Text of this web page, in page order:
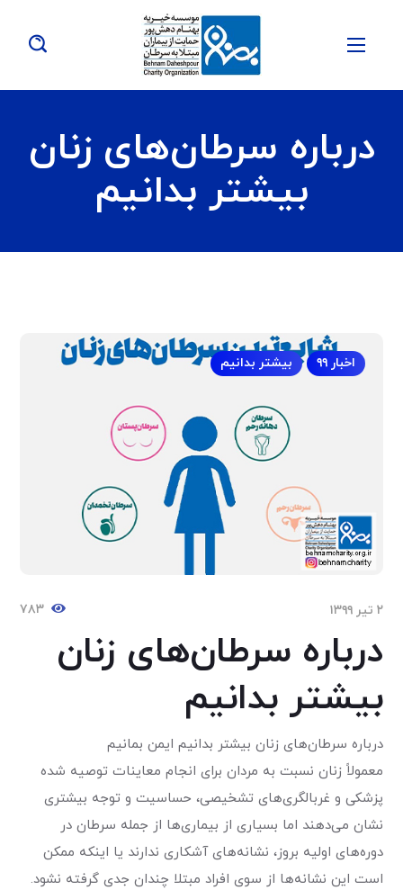
درباره سرطان‌های زنان
بیشتر بدانیم
اخبار ۹۹ بیشتر بدانیم
۲ تیر ۱۳۹۹ ۷۸۳
درباره سرطان‌های زنان
بیشتر بدانیم
درباره سرطان‌های زنان بیشتر بدانیم ایمن بمانیم
معمولاً زنان نسبت به مردان برای انجام معاینات توصیه شده
پزشکی و غربالگری‌های تشخیصی، حساسیت و توجه بیشتری
نشان می‌دهند اما بسیاری از بیماری‌ها از جمله سرطان در
دوره‌های اولیه بروز، نشانه‌های آشکاری ندارند یا اینکه ممکن
است این نشانه‌ها از سوی افراد مبتلا چندان جدی گرفته نشود.